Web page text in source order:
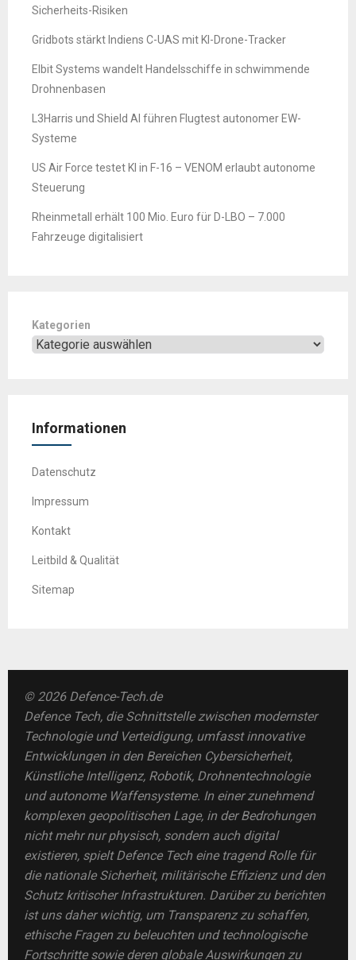
Sicherheits-Risiken
Gridbots stärkt Indiens C-UAS mit KI-Drone-Tracker
Elbit Systems wandelt Handelsschiffe in schwimmende
Drohnenbasen
L3Harris und Shield AI führen Flugtest autonomer EW-
Systeme
US Air Force testet KI in F-16 – VENOM erlaubt autonome
Steuerung
Rheinmetall erhält 100 Mio. Euro für D-LBO – 7.000
Fahrzeuge digitalisiert
Kategorien
Informationen
Datenschutz
Impressum
Kontakt
Leitbild & Qualität
Sitemap
© 2026 Defence-Tech.de
Defence Tech, die Schnittstelle zwischen modernster
Technologie und Verteidigung, umfasst innovative
Entwicklungen in den Bereichen Cybersicherheit,
Künstliche Intelligenz, Robotik, Drohnentechnologie
und autonome Waffensysteme. In einer zunehmend
komplexen geopolitischen Lage, in der Bedrohungen
nicht mehr nur physisch, sondern auch digital
existieren, spielt Defence Tech eine tragend Rolle für
die nationale Sicherheit, militärische Effizienz und den
Schutz kritischer Infrastrukturen. Darüber zu berichten
ist uns daher wichtig, um Transparenz zu schaffen,
ethische Fragen zu beleuchten und technologische
Fortschritte sowie deren globale Auswirkungen zu